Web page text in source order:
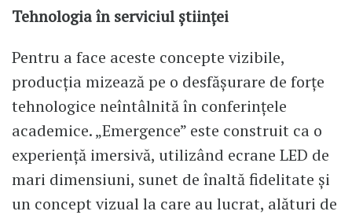
Tehnologia în serviciul științei
Pentru a face aceste concepte vizibile,
producția mizează pe o desfășurare de forțe
tehnologice neîntâlnită în conferințele
academice. „Emergence” este construit ca o
experiență imersivă, utilizând ecrane LED de
mari dimensiuni, sunet de înaltă fidelitate și
un concept vizual la care au lucrat, alături de